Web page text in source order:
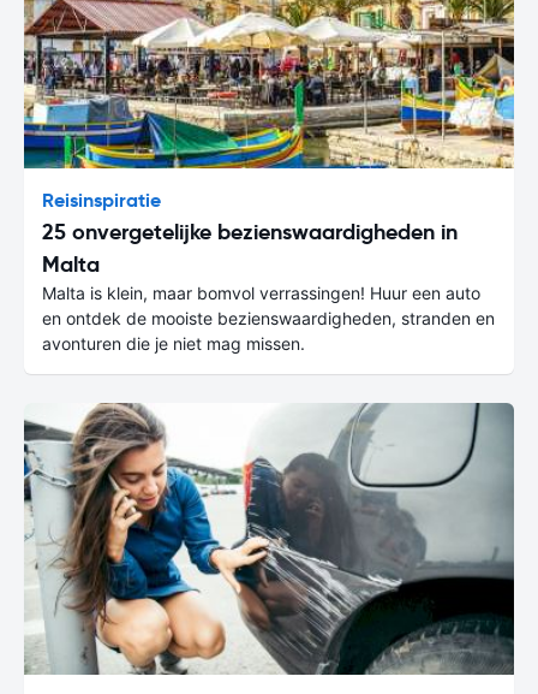
Reisinspiratie
25 onvergetelijke bezienswaardigheden in
Malta
Malta is klein, maar bomvol verrassingen! Huur een auto
en ontdek de mooiste bezienswaardigheden, stranden en
avonturen die je niet mag missen.